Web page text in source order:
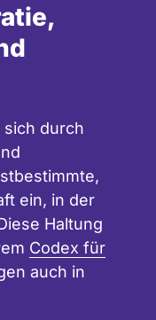
durch
ein, in der
Haltung
Codex für
auch in